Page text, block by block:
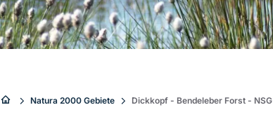
Sie Natura 2000 Gebiete Dickkopf - Bendeleber Forst -